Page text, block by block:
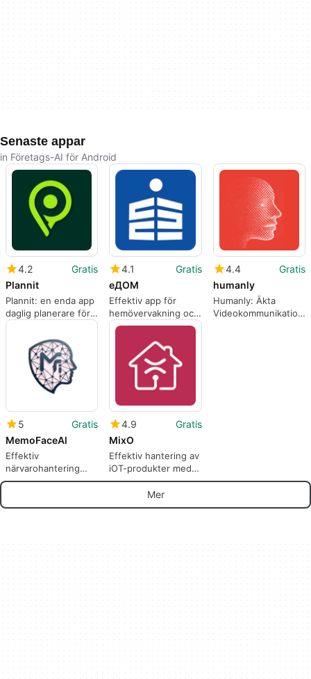
Senaste appar
in Företags-AI för Android
4.2
Gratis
Plannit
Plannit: en enda app
daglig planerare för
rutiner och vanor
4.1
Gratis
еДОМ
Effektiv app för
hemövervakning och
dörröppning
4.4
Gratis
humanly
Humanly: Äkta
Videokommunikation
5
Gratis
MemoFaceAl
Effektiv
närvarohantering
med MemoFaceAI
4.9
Gratis
MixO
Effektiv hantering av
iOT-produkter med
MixO
Mer